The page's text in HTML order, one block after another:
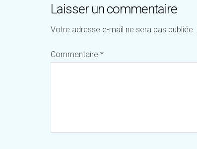
Laisser un commentaire
Votre adresse e-mail ne sera pas publiée.
Commentaire *